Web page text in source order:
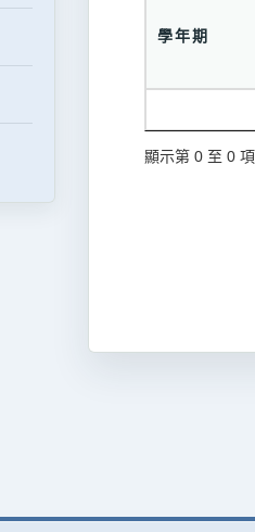
學年期
顯示第 0 至 0